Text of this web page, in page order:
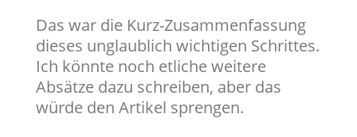
Das war die Kurz-Zusammenfassung
dieses unglaublich wichtigen Schrittes.
Ich könnte noch etliche weitere
Absätze dazu schreiben, aber das
würde den Artikel sprengen.